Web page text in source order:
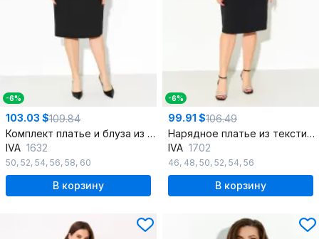
-6%
103.03 $109.84
Комплект платье и блуза из трикотажа и шифона для круглогодичного ношения
IVA 1632
50, 52, 54, 56, 58, 60
В корзину
-6%
99.91 $106.49
Нарядное платье из текстиля с съемным боа для круглогодичного ношения
IVA 1702
46, 48, 50, 52, 54, 56
В корзину